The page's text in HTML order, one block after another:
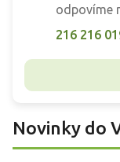
odpovíme
216 216
Novinky do